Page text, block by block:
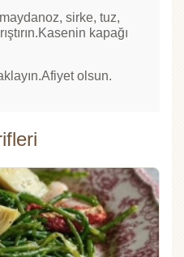
sirke, tuz,
kapağı
olsun.